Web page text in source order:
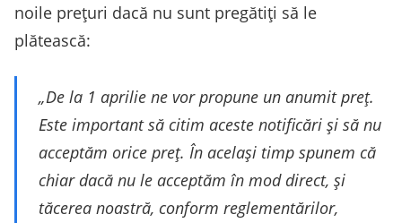
noile prețuri dacă nu sunt pregătiți să le
plătească:
„De la 1 aprilie ne vor propune un anumit preț.
Este important să citim aceste notificări și să nu
acceptăm orice preț. În același timp spunem că
chiar dacă nu le acceptăm în mod direct, și
tăcerea noastră, conform reglementărilor,